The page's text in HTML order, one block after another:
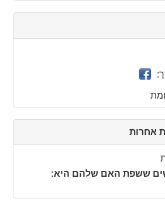
אחרות
to
ששפת האם שלהם היא: